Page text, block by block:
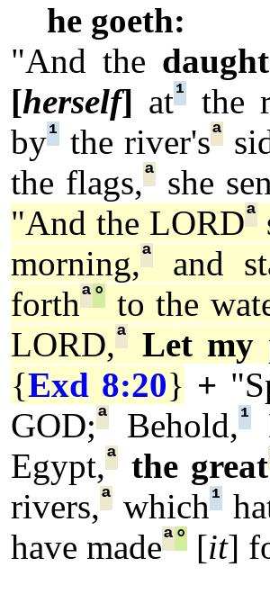
he goeth:
"And the
[herself] at¹ the
by¹ the river'sª
the flags,ª she
"And the LORDª
morning,ª and
forthª° to the
LORD,ª Let my
{Exd 8:20} +
GOD;ª Behold,¹
Egypt,ª the great
rivers,ª which¹
have madeª° [it]